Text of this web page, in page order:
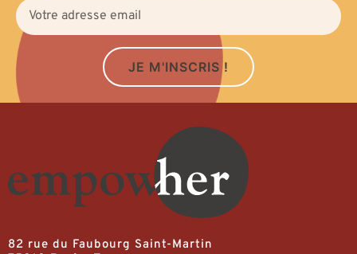
JE M'INSCRIS !
82 rue du Faubourg Saint-Martin